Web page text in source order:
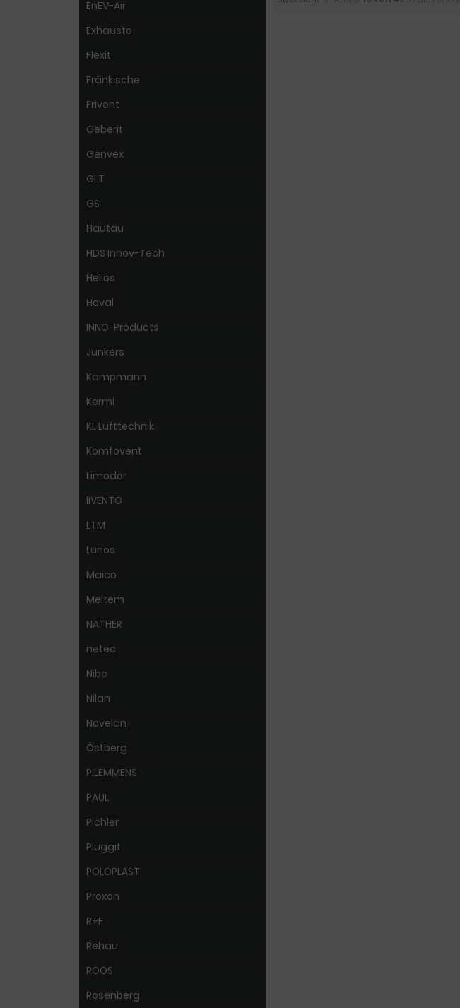
EnEV-Air
Exhausto
Flexit
Fränkische
Frivent
Geberit
Genvex
GLT
GS
Hautau
HDS Innov-Tech
Helios
Hoval
INNO-Products
Junkers
Kampmann
Kermi
KL Lufttechnik
Komfovent
Limodor
liVENTO
LTM
Lunos
Maico
Meltem
NATHER
netec
Nibe
Nilan
Novelan
Östberg
P.LEMMENS
PAUL
Pichler
Pluggit
POLOPLAST
Proxon
R+F
Rehau
ROOS
Rosenberg